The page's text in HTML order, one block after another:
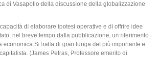
di Vasapollo della discussione della globalizzazione
di elaborare ipotesi operative e di offrire idee
nel breve tempo dalla pubblicazione, un riferimento
tratta di gran lunga del più importante e
(James Petras, Professore emerito di